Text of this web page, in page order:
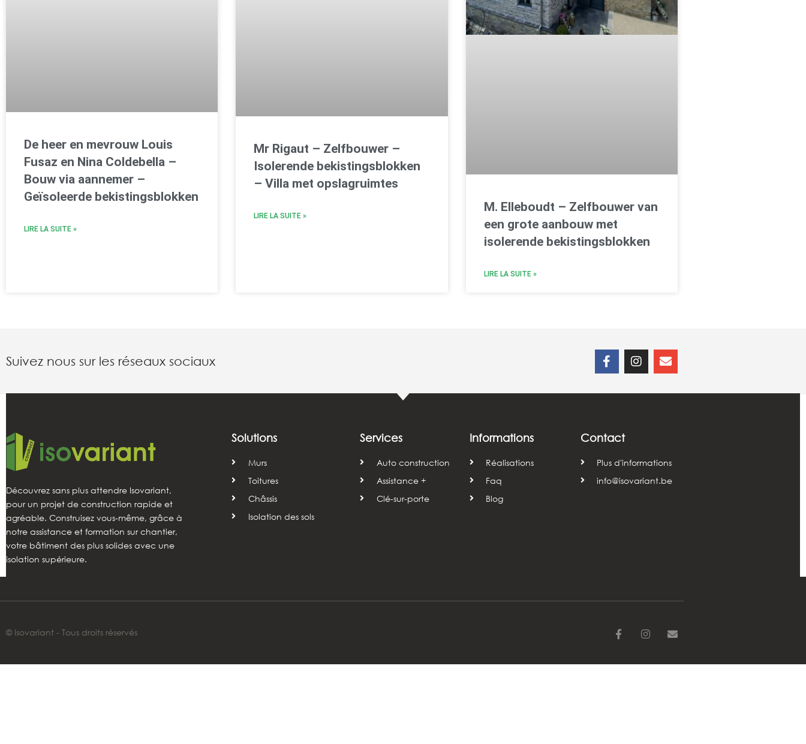
De heer en mevrouw Louis
Fusaz en Nina Coldebella –
Bouw via aannemer –
Geïsoleerde bekistingsblokken
LIRE LA SUITE »
Mr Rigaut – Zelfbouwer –
Isolerende bekistingsblokken
– Villa met opslagruimtes
LIRE LA SUITE »
M. Elleboudt – Zelfbouwer van
een grote aanbouw met
isolerende bekistingsblokken
LIRE LA SUITE »
Suivez nous sur les réseaux sociaux
Découvrez sans plus attendre Isovariant,
pour un projet de construction rapide et
agréable. Construisez vous-même, grâce à
notre assistance et formation sur chantier,
votre bâtiment des plus solides avec une
isolation supérieure.
Solutions
Murs
Toitures
Châssis
Isolation des sols
Services
Auto construction
Assistance +
Clé-sur-porte
Informations
Réalisations
Faq
Blog
Contact
Plus d'informations
info@isovariant.be
© Isovariant - Tous droits réservés